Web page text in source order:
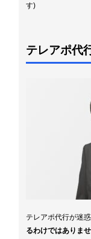
す)
テレアポ代
テレアポ代行が迷
るわけではありませ